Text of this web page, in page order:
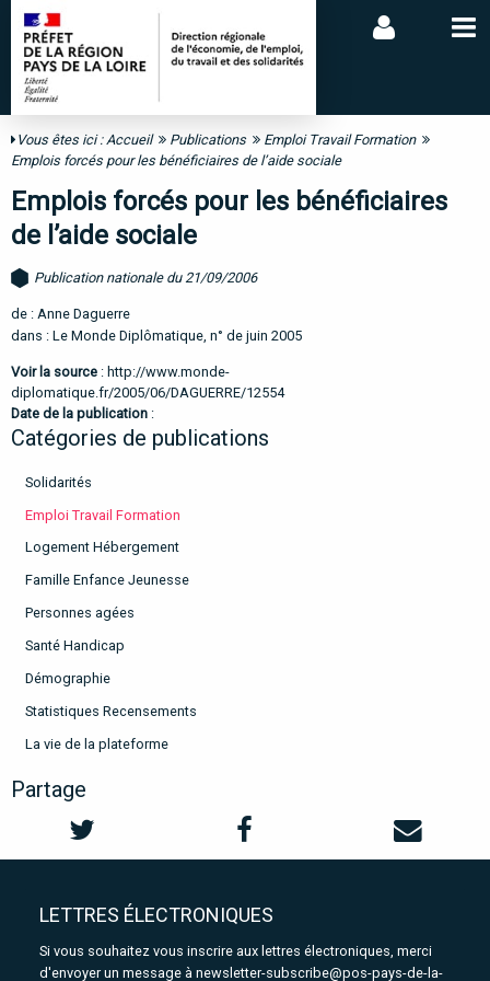
Vous êtes ici :Accueil Publications
Emploi Travail Formation
Emplois forcés pour les bénéficiaires de l’aide sociale
Emplois forcés pour les bénéficiaires
de l’aide sociale
Publication nationale du 21/09/2006
de : Anne Daguerre
dans : Le Monde Diplômatique, n° de juin 2005
Voir la source : http://www.monde-
diplomatique.fr/2005/06/DAGUERRE/12554
Date de la publication :
Catégories de publications
Solidarités
Emploi Travail Formation
Logement Hébergement
Famille Enfance Jeunesse
Personnes agées
Santé Handicap
Démographie
Statistiques Recensements
La vie de la plateforme
Partage
LETTRES ÉLECTRONIQUES
Si vous souhaitez vous inscrire aux lettres électroniques, merci
d'envoyer un message à newsletter-subscribe@pos-pays-de-la-